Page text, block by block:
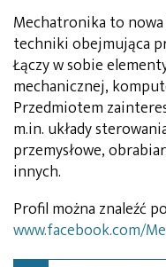
Mechatronika to
techniki obejmująca
Łączy w sobie
mechanicznej,
Przedmiotem
m.in. układy
przemysłowe,
innych.
Profil można znaleźć
www.facebook.com/